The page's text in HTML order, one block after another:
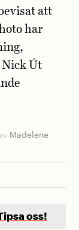
att
har
Nick Út
Madelene
oss!